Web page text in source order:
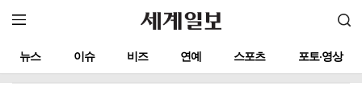
뉴스 이슈 비즈 연예 스포츠 포토·영상